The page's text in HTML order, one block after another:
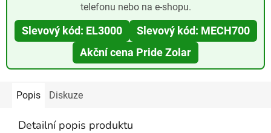
telefonu nebo na e-shopu.
Slevový kód: EL3000
Slevový kód: MECH700
Akční cena Pride Zolar
Popis Diskuze
Detailní popis produktu